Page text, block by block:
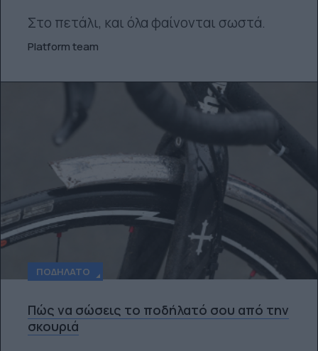
Στο πετάλι, και όλα φαίνονται σωστά.
Platform team
ΠΟΔΉΛΑΤΟ
Πώς να σώσεις το ποδήλατό σου από την
σκουριά